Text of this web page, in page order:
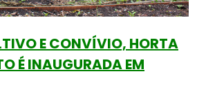
E CONVÍVIO, HORTA
É INAUGURADA EM